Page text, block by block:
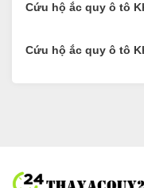
Cứu hộ ắc quy ô tô
Cứu hộ ắc quy ô tô